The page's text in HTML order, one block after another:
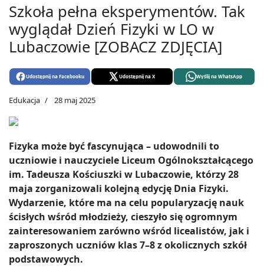
Szkoła pełna eksperymentów. Tak
wyglądał Dzień Fizyki w LO w
Lubaczowie [ZOBACZ ZDJĘCIA]
Udostępnij na Facebooku Udostępnij na X Wyślij na WhatsApp
Edukacja 28 maj 2025
Fizyka może być fascynująca – udowodnili to
uczniowie i nauczyciele Liceum Ogólnokształcącego
im. Tadeusza Kościuszki w Lubaczowie, którzy 28
maja zorganizowali kolejną edycję Dnia Fizyki.
Wydarzenie, które ma na celu popularyzację nauk
ścisłych wśród młodzieży, cieszyło się ogromnym
zainteresowaniem zarówno wśród licealistów, jak i
zaproszonych uczniów klas 7–8 z okolicznych szkół
podstawowych.